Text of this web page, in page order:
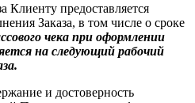
Клиенту предоставляется
Заказа, в том числе о сроке
чека при оформлении
на следующий рабочий
и достоверность